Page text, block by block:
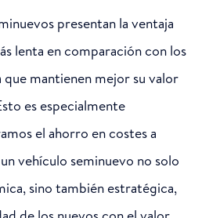
presentan la ventaja
lenta en comparación con los
que mantienen mejor su valor
es especialmente
el ahorro en costes a
vehículo seminuevo no solo
sino también estratégica,